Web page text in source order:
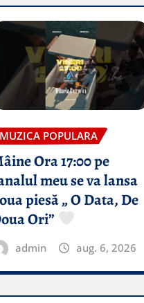
MUZICA POPULARA
Ora 17:00 pe
meu se va lansa
piesă „ O Data, De
Ori”
admin aug. 6, 2026